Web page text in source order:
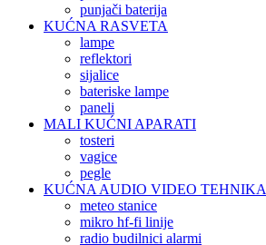
punjači baterija
KUĆNA RASVETA
lampe
reflektori
sijalice
bateriske lampe
paneli
MALI KUĆNI APARATI
tosteri
vagice
pegle
KUĆNA AUDIO VIDEO TEHNIKA
meteo stanice
mikro hf-fi linije
radio budilnici alarmi